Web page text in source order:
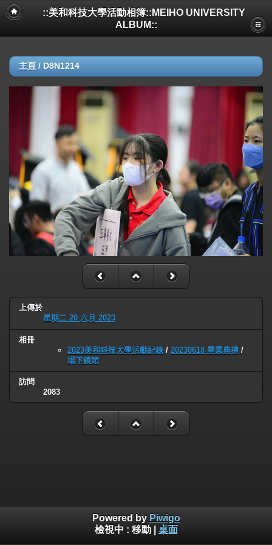
::美和科技大學活動相簿::MEIHO UNIVERSITY
ALBUM::
主頁 / D8N1214
上傳於
星期二 20 六月 2023
相冊
2023美和科技大學活動紀錄 / 20230618 畢業典禮 /
場下鏡頭
訪問
2083
Powered by Piwigo
檢視中 : 移動| 桌面